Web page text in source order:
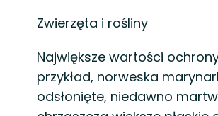
Zwierzęta i rośliny
Największe wartości
przykład, norweska
odsłonięte, niedawno